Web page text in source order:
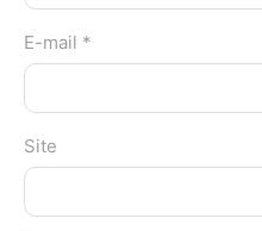
E-mail *
Site